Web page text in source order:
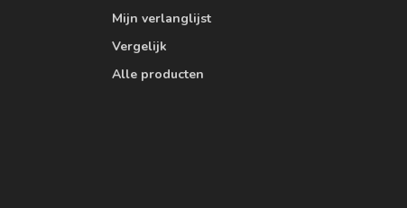
Mijn verlanglijst
Vergelijk
Alle producten